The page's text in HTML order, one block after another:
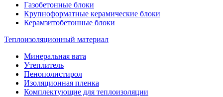
Газобетонные блоки
Крупноформатные керамические блоки
Керамзитобетонные блоки
Теплоизоляционный материал
Минеральная вата
Утеплитель
Пенополистирол
Изоляционная пленка
Комплектующие для теплоизоляции